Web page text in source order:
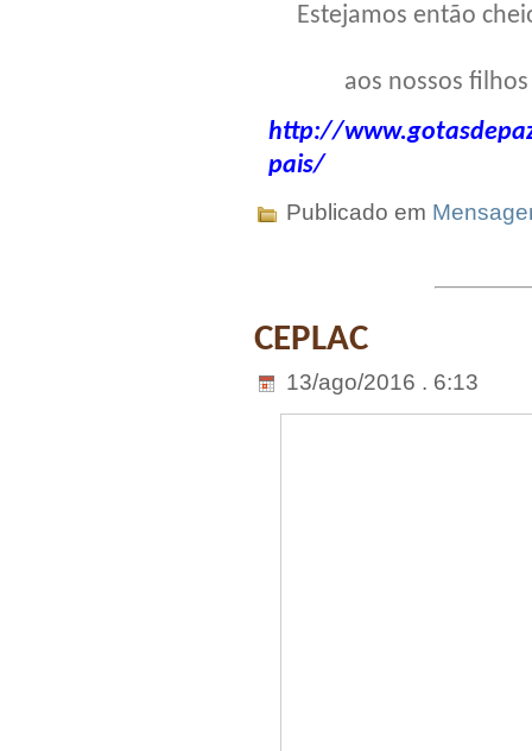
Estejamos então
aos nossos
http://
pais/
Publicado em
CEPLAC
13/ago/2016 . 6:13